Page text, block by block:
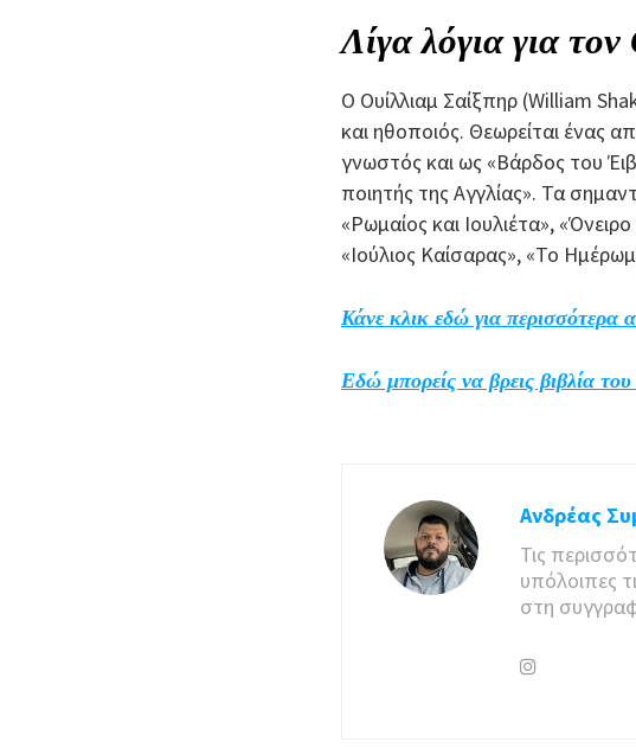
Λίγα λόγια για
Ο Ουίλλιαμ Σαίξπηρ (William
και ηθοποιός. Θεωρείται ένας
γνωστός και ως «Βάρδος του
ποιητής της Αγγλίας». Τα
«Ρωμαίος και Ιουλιέτα»,
«Ιούλιος Καίσαρας», «Το
Κάνε κλικ εδώ για περισσότερα
Εδώ μπορείς να βρεις βιβλία
Ανδρέας
Τις
υπόλοιπες
στη